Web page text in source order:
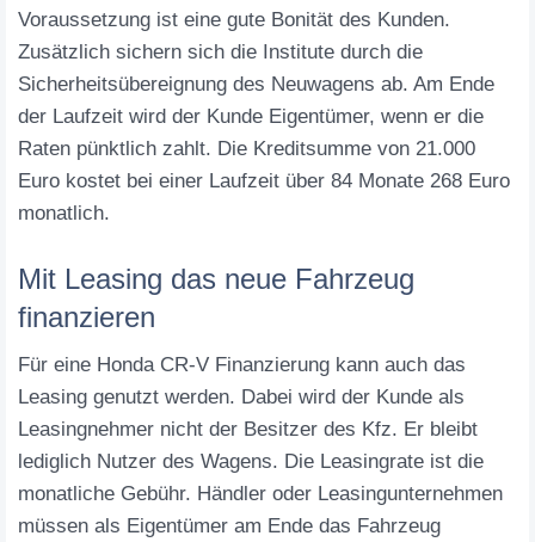
Voraussetzung ist eine gute Bonität des Kunden.
Zusätzlich sichern sich die Institute durch die
Sicherheitsübereignung des Neuwagens ab. Am Ende
der Laufzeit wird der Kunde Eigentümer, wenn er die
Raten pünktlich zahlt. Die Kreditsumme von 21.000
Euro kostet bei einer Laufzeit über 84 Monate 268 Euro
monatlich.
Mit Leasing das neue Fahrzeug
finanzieren
Für eine Honda CR-V Finanzierung kann auch das
Leasing genutzt werden. Dabei wird der Kunde als
Leasingnehmer nicht der Besitzer des Kfz. Er bleibt
lediglich Nutzer des Wagens. Die Leasingrate ist die
monatliche Gebühr. Händler oder Leasingunternehmen
müssen als Eigentümer am Ende das Fahrzeug